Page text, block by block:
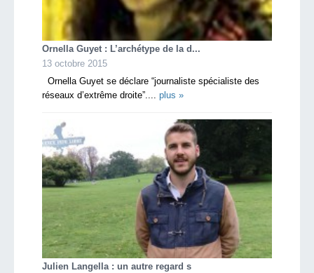
Ornella Guyet : L’archétype de la d...
13 octobre 2015
Ornella Guyet se déclare “journaliste spécialiste des
réseaux d’extrême droite”.... plus »
Julien Langella : un autre regard s